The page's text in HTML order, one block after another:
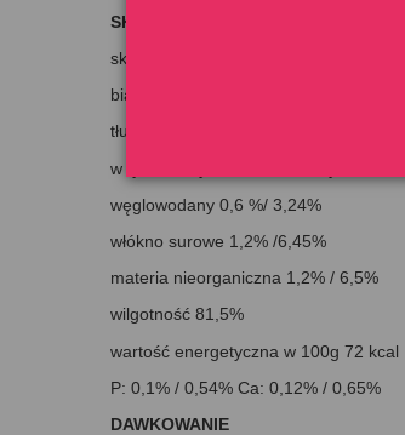
SKŁADNIKI ANALITYCZNE
składnik
białko
tłuszcz
w tym kwasy tłuszczowe nasycone
węglowodany 0,6 %/ 3,24%
włókno surowe 1,2% /6,45%
materia nieorganiczna 1,2% / 6,5%
wilgotność 81,5%
wartość energetyczna w 100g 72 kcal
P: 0,1% / 0,54% Ca: 0,12% / 0,65%
DAWKOWANIE